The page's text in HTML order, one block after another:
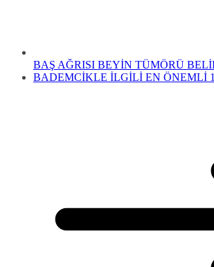
BAŞ AĞRISI BEYİN TÜMÖRÜ
BADEMCİKLE İLGİLİ EN ÖNEMLİ